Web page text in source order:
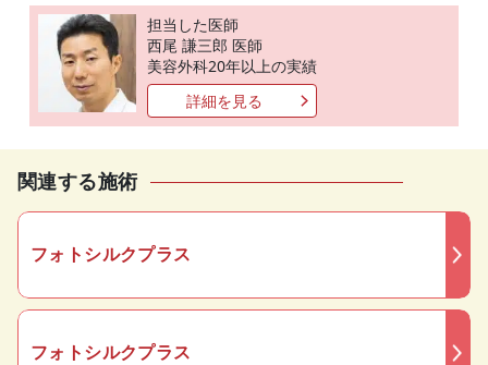
担当した医師
西尾 謙三郎 医師
美容外科20年以上の実績
詳細を見る
関連する施術
フォトシルクプラス
フォトシルクプラス